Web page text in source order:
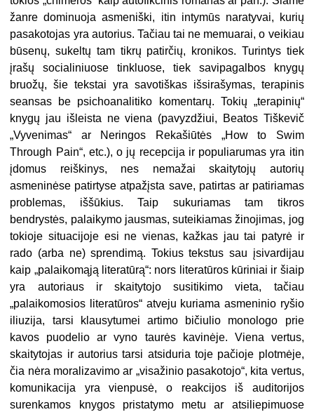
žanre dominuoja asmeniški, itin intymūs naratyvai, kurių
pasakotojas yra autorius. Tačiau tai ne memuarai, o veikiau
būsenų, sukeltų tam tikrų patirčių, kronikos. Turintys tiek
įrašų socialiniuose tinkluose, tiek savipagalbos knygų
bruožų, šie tekstai yra savotiškas išsirašymas, terapinis
seansas be psichoanalitiko komentarų. Tokių „terapinių“
knygų jau išleista ne viena (pavyzdžiui, Beatos Tiškevič
„Vyvenimas“ ar Neringos Rekašiūtės „How to Swim
Through Pain“, etc.), o jų recepcija ir populiarumas yra itin
įdomus reiškinys, nes nemažai skaitytojų autorių
asmeninėse patirtyse atpažįsta save, patirtas ar patiriamas
problemas, iššūkius. Taip sukuriamas tam tikros
bendrystės, palaikymo jausmas, suteikiamas žinojimas, jog
tokioje situacijoje esi ne vienas, kažkas jau tai patyrė ir
rado (arba ne) sprendimą. Tokius tekstus sau įsivardijau
kaip „palaikomąją literatūrą“: nors literatūros kūriniai ir šiaip
yra autoriaus ir skaitytojo susitikimo vieta, tačiau
„palaikomosios literatūros“ atveju kuriama asmeninio ryšio
iliuzija, tarsi klausytumei artimo bičiulio monologo prie
kavos puodelio ar vyno taurės kavinėje. Viena vertus,
skaitytojas ir autorius tarsi atsiduria toje pačioje plotmėje,
čia nėra moralizavimo ar „visažinio pasakotojo“, kita vertus,
komunikacija yra vienpusė, o reakcijos iš auditorijos
surenkamos knygos pristatymo metu ar atsiliepimuose